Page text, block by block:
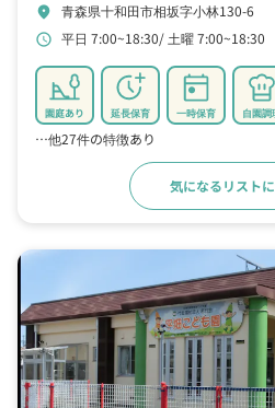
location_on 青森県十和田市相坂字小林130-6
schedule 平日 7:00~18:30 土曜 7:00~18:30
園庭あり 延長保育 一時保育 自園調
…他27件の特徴あり
気になるリスト